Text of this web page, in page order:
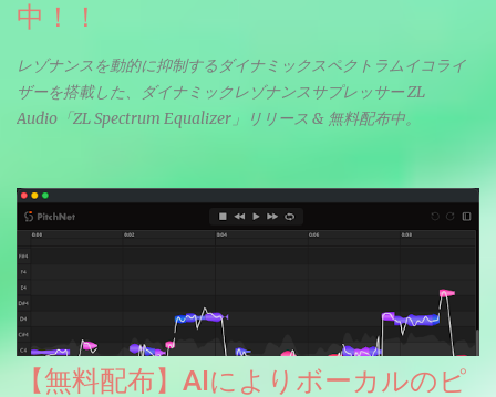
中！！
レゾナンスを動的に抑制するダイナミックスペクトラムイコライ
ザーを搭載した、ダイナミックレゾナンスサプレッサー ZL
Audio「ZL Spectrum Equalizer」リリース & 無料配布中。
【無料配布】AIによりボーカルのピ